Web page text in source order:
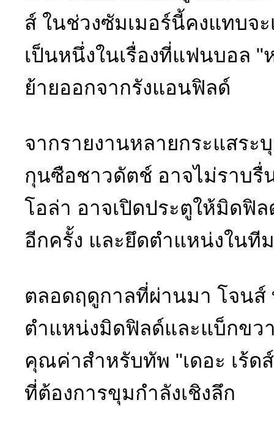
ส์ ในช่วงซัมเมอร์นี้คงแทบจ
เป็นหนึ่งในเรื่องที่แฟนบอล "
ย้ายออกจากรังแอนฟิลด์
จากรายงานหลายกระแสร
กุนซือชาวดัตช์ อาจไม่ราบรื่
โอล่า อาจเปิดประตูให้มิดฟิ
อีกครั้ง และยึดตำแหน่งในที
ตลอดฤดูกาลที่ผ่านมา โจนส์
ตำแหน่งมิดฟิลด์และแบ็กขว
คุณค่าสำหรับทัพ "เดอะ เร้ด
ที่ต้องการขุมกำลังเชิงลึก